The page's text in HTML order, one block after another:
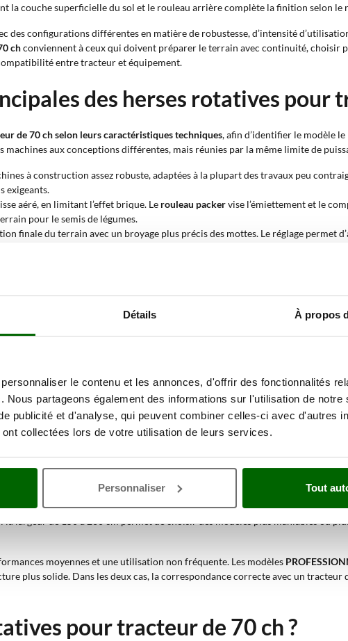
Détails À propos
le contenu et les annonces, d'offrir des fonctionnalités
Nous partageons également des informations sur l'utilisation de notre
publicité et d'analyse, qui peuvent combiner celles-ci avec d'autres
collectées lors de votre utilisation de leurs services.
Personnaliser Tout
la couche superficielle du sol et le rouleau arrière complète la finition selon le
des configurations différentes en matière de robustesse, d’intensité
chconviennent à ceux qui doivent préparer le terrain avec continuité,
entre tracteur et équipement.
des herses rotatives pour
de 70 ch selon leurs caractéristiques techniques, afin d’identifier le modèle
aux conceptions différentes, mais réunies par la même limite de
à construction assez robuste, adaptées à la plupart des travaux peu
exigeants.
aéré, en limitant l’effet brique. Le rouleau packervise l’émiettement et le
pour le semis de légumes.
finale du terrain avec un broyage plus précis des mottes. Le réglage permet
machines plus compactes ou plus productives selon la surface à travailler en
l’espace de travail disponible.
aide
pour tracteur de 70 ch ?
précis est nécessaire, avec une bonne capacité d’affinage et avec une
et de largeurs de travail de 150 à 230 cm rend cette gamme
et niveler le terrain avant le semis ; la barre d’affinage et le rouleau
la couche superficielle du sol ; le choix entre série moyenne et série lourde
ouvert est nécessaire, le rouleau à pointes convient à une intervention initiale
préparation du terrain adaptée au semis de légumes est nécessaire ;
la largeur de 150 à 230 cm permet de choisir des modèles plus maniables ou
moyennes et une utilisation non fréquente. Les modèles
plus solide. Dans les deux cas, la correspondance correcte avec un tracteur
pour tracteur de 70 ch ?